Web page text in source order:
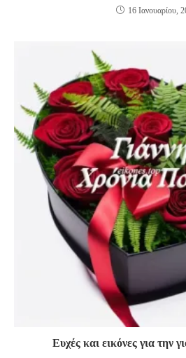
16 Ιανουαρίου,
Ευχές και εικόνες για την